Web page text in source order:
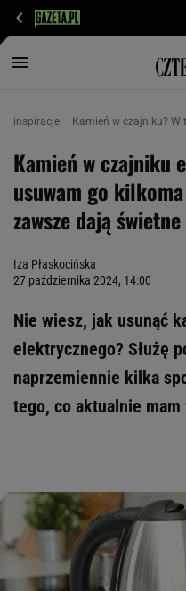
inspiracje Kamień w czajniku? W
Kamień w czajniku
usuwam go
zawsze dają
Iza Płaskocińska
27 października 2024, 14:00
Nie wiesz, jak usunąć
elektrycznego? Służę
naprzemiennie kilka
tego, co aktualnie